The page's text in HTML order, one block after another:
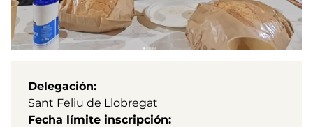
Delegación
Sant Feliu de Llobregat
Fecha límite inscripción